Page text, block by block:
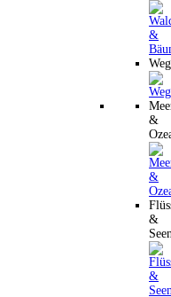
&
&